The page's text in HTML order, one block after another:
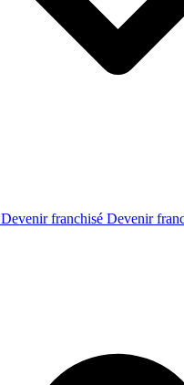
Devenir franchisé Devenir